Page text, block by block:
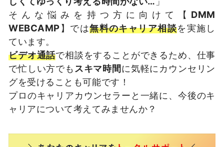
そんな悩みを持つ方に向けて【 DMM
WEBCAMP】では無料のキャリア相談を実施し
ています。
ビデオ通話で相談をすることができるため、仕事
で忙しい方でも スキマ時間に気軽にカウンセリン
グを受けることも可能です！
プロのキャリアカウンセラーと一緒に、今後のキ
ャリアについて考えてみませんか？